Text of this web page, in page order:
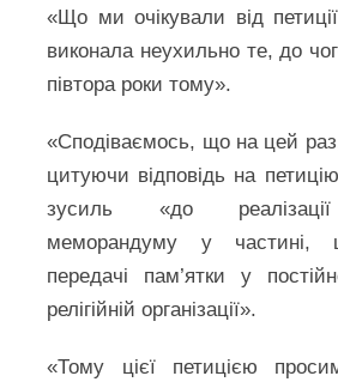
«Що ми очікували від
виконала неухильно те, до
півтора роки тому».
«Сподіваємось, що на цей
цитуючи відповідь на
зусиль «до реалізації
меморандуму у частині,
передачі пам’ятки у
релігійній організації».
«Тому цієї петицією